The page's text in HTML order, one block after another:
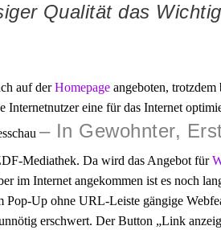
Qualität das
auf derHomepage angeboten,
eine für das Internet
In Gewohnter,
Mediathek. Da wird das Angebot für
im Internet angekommen ist es noch
Pop-Up ohne URL-Leiste gängige
erschwert. Der Button „Link